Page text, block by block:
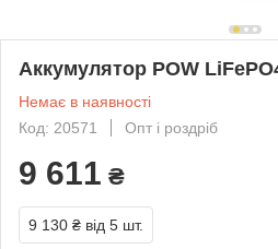
Аккумулятор POW
Немає в наявності
Код: 20571
Опт і роздріб
9 611 ₴
9 130 ₴ від 5 шт.